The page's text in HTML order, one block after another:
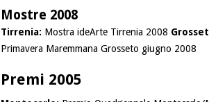
Mostre 2008
Tirrenia: Mostra ideArte Tirrenia 2008
Primavera Maremmana Grosseto giugno 2008
Premi 2005